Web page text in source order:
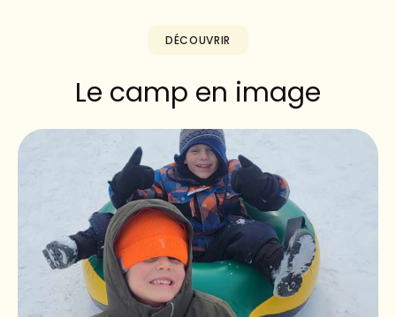
DÉCOUVRIR
Le camp en image